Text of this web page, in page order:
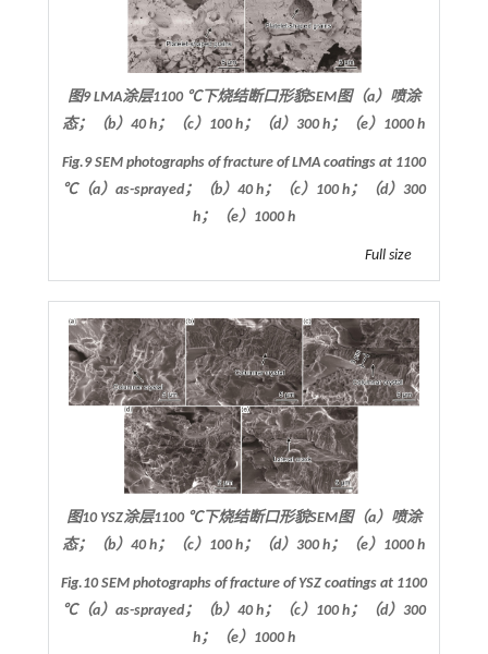
图9 LMA涂层1100 ℃下烧结断口形貌SEM图（a）喷涂
态；（b）40 h；（c）100 h；（d）300 h；（e）1000 h
Fig.9 SEM photographs of fracture of LMA coatings at 1100
℃（a）as-sprayed；（b）40 h；（c）100 h；（d）300
h；（e）1000 h
Full size
图10 YSZ涂层1100 ℃下烧结断口形貌SEM图（a）喷涂
态；（b）40 h；（c）100 h；（d）300 h；（e）1000 h
Fig.10 SEM photographs of fracture of YSZ coatings at 1100
℃（a）as-sprayed；（b）40 h；（c）100 h；（d）300
h；（e）1000 h